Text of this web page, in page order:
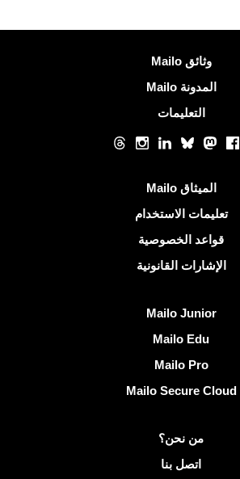
وثائق Mailo
المدونة Mailo
التعليمات
Facebook
Mastodon
Bluesky
LinkedIn
Instagram
Threads
الميثاق Mailo
تعليمات الاستخدام
قواعد الخصوصية
الإشارات القانونية
Mailo Junior
Mailo Edu
Mailo Pro
Mailo Secure Cloud
من نحن؟
اتصل بنا